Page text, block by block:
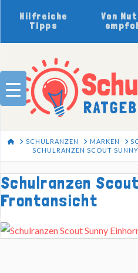
Hilfreiche
Tipps
Von
HOME
SCHULRANZEN MARKEN
SCHULRANZEN SCOUT
Schulranzen
Frontansicht